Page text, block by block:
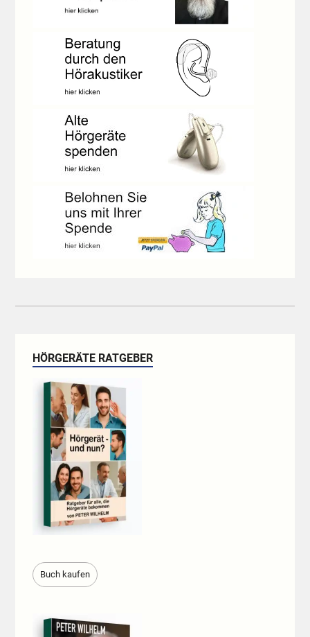
HÖRGERÄTE RATGEBER
Buch kaufen